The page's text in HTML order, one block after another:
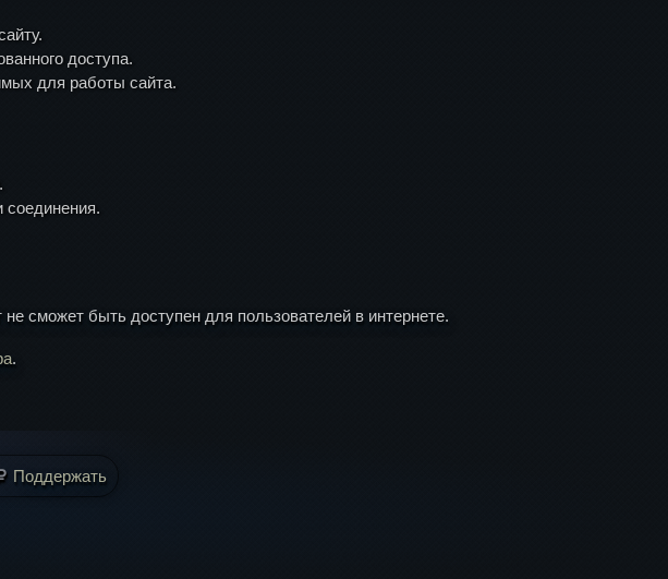
доступа.
для работы сайта.
соединения.
сможет быть доступен для пользователей в интернете.
.
Поддержать